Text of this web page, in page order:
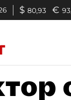
$ 80,93 €